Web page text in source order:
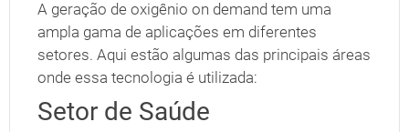
A geração de oxigênio on demand tem uma
ampla gama de aplicações em diferentes
setores. Aqui estão algumas das principais áreas
onde essa tecnologia é utilizada:
Setor de Saúde